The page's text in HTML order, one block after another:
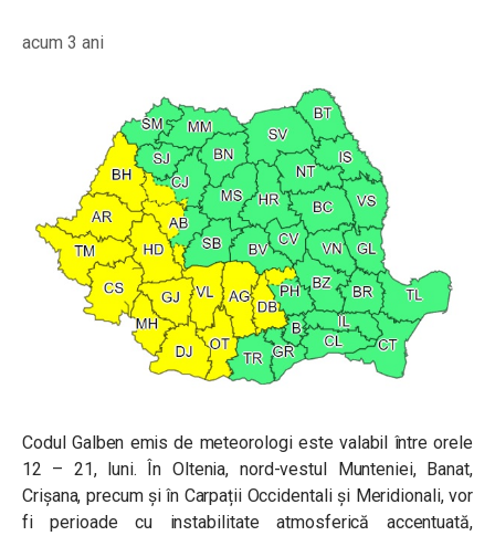
acum 3 ani
Codul Galben emis de meteorologi este valabil între orele
12 – 21, luni. În Oltenia, nord-vestul Munteniei, Banat,
Crișana, precum și în Carpații Occidentali și Meridionali, vor
fi perioade cu instabilitate atmosferică accentuată,